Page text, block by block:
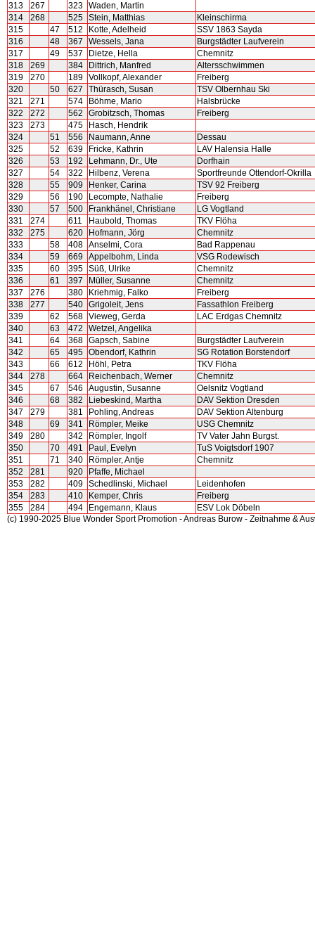
313
267 323 Waden, Martin
314
268 525 Stein, Matthias
Kleinschirma
315
47 512 Kotte, Adelheid
SSV 1863 Sayda
316
48 367 Wessels, Jana
Burgstädter Laufverein
317
49 537 Dietze, Hella
Chemnitz
318
269 384 Dittrich, Manfred
Altersschwimmen
319
270 189 Vollkopf, Alexander
Freiberg
320
50 627 Thürasch, Susan
TSV Olbernhau Ski
321
271 574 Böhme, Mario
Halsbrücke
322
272 562 Grobitzsch, Thomas
Freiberg
323
273 475
Hasch, Hendrik
324
51 556 Naumann, Anne
Dessau
325
52 639 Fricke, Kathrin
LAV Halensia Halle
326
53 192 Lehmann, Dr., Ute
Dorfhain
327
54 322 Hilbenz, Verena
Sportfreunde Ottendorf-Okrilla
328
55 909 Henker, Carina
TSV 92 Freiberg
329
56 190 Lecompte, Nathalie
Freiberg
330
57 500 Frankhänel, Christiane
LG Vogtland
331
274 611 Haubold, Thomas
TKV Flöha
332
275 620 Hofmann, Jörg
Chemnitz
333
58 408 Anselmi, Cora
Bad Rappenau
334
59 669 Appelbohm, Linda
VSG Rodewisch
335
60 395 Süß, Ulrike
Chemnitz
336
61 397 Müller, Susanne
Chemnitz
337
276 380 Kriehmig, Falko
Freiberg
338
277 540 Grigoleit, Jens
Fassathlon Freiberg
339
62 568 Vieweg, Gerda
LAC Erdgas Chemnitz
340
63 472
Wetzel, Angelika
341
64 368 Gapsch, Sabine
Burgstädter Laufverein
342
65 495 Obendorf, Kathrin
SG Rotation Borstendorf
343
66 612 Höhl, Petra
TKV Flöha
344
278 664 Reichenbach, Werner
Chemnitz
345
67 546 Augustin, Susanne
Oelsnitz Vogtland
346
68 382 Liebeskind, Martha
DAV Sektion Dresden
347
279 381 Pohling, Andreas
DAV Sektion Altenburg
348
69 341 Römpler, Meike
USG Chemnitz
349
280 342 Römpler, Ingolf
TV Vater Jahn Burgst.
350
70 491 Paul, Evelyn
TuS Voigtsdorf 1907
351
71 340 Römpler, Antje
Chemnitz
352
281 920
Pfaffe, Michael
353
282 409 Schedlinski, Michael
Leidenhofen
354
283 410 Kemper, Chris
Freiberg
355
284 494 Engemann, Klaus
ESV Lok Döbeln
(c) 1990-2025 Blue Wonder Sport Promotion - Andreas Burow - Zeitnahme &